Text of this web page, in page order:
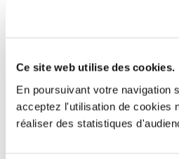
Ce site web utilise des cookies.
En poursuivant votre navigation
acceptez l'utilisation de cookies
réaliser des statistiques